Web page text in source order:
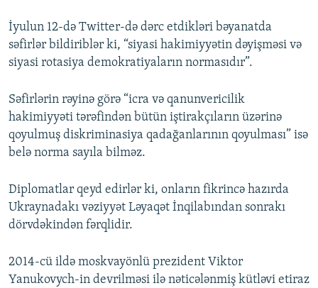
İyulun 12-də Twitter-də dərc etdikləri bəyanatda
səfirlər bildiriblər ki, “siyasi hakimiyyətin dəyişməsi və
siyasi rotasiya demokratiyaların normasıdır”.
Səfirlərin rəyinə görə “icra və qanunvericilik
hakimiyyəti tərəfindən bütün iştirakçıların üzərinə
qoyulmuş diskriminasiya qadağanlarının qoyulması” isə
belə norma sayıla bilməz.
Diplomatlar qeyd edirlər ki, onların fikrincə hazırda
Ukraynadakı vəziyyət Ləyaqət İnqilabından sonrakı
dörvdəkindən fərqlidir.
2014-cü ildə moskvayönlü prezident Viktor
Yanukovych-in devrilməsi ilə nəticələnmiş kütləvi etiraz